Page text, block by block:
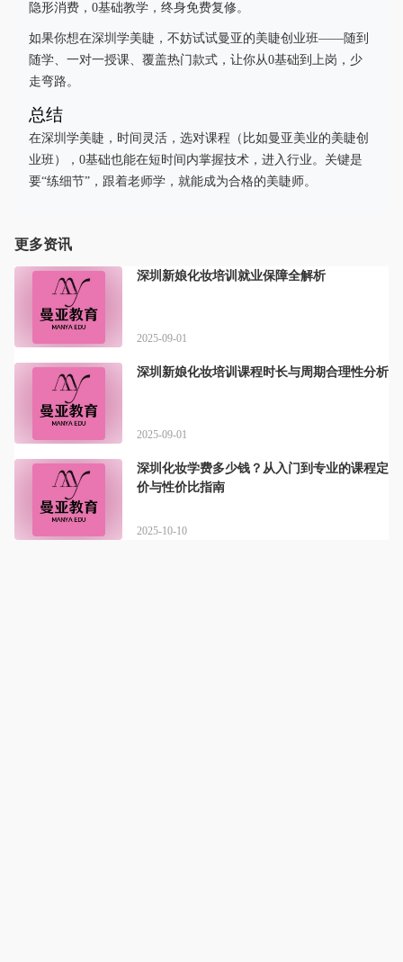
隐形消费，0基础教学，终身免费复修。
如果你想在深圳学美睫，不妨试试曼亚的美睫创业班——随到
随学、一对一授课、覆盖热门款式，让你从0基础到上岗，少
走弯路。
总结
在深圳学美睫，时间灵活，选对课程（比如曼亚美业的美睫创
业班），0基础也能在短时间内掌握技术，进入行业。关键是
要“练细节”，跟着老师学，就能成为合格的美睫师。
更多资讯
深圳新娘化妆培训就业保障全解析
2025-09-01
深圳新娘化妆培训课程时长与周期合理性分析
2025-09-01
深圳化妆学费多少钱？从入门到专业的课程定
价与性价比指南
2025-10-10